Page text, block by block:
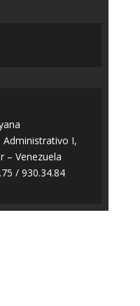
Administrativo I,
– Venezuela
/ 930.34.84